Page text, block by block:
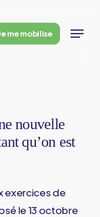
me mobilise Menu
nouvelle
qu’on est
exercices de
le 13 octobre